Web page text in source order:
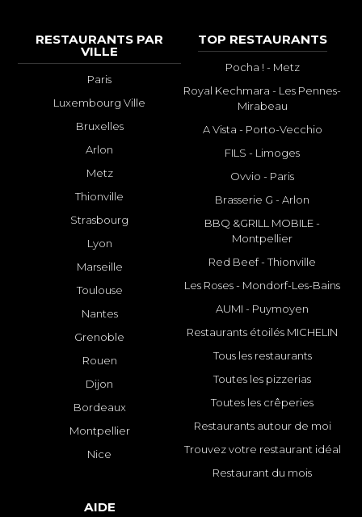
RESTAURANTS PAR
VILLE
Paris
Luxembourg Ville
Bruxelles
Arlon
Metz
Thionville
Strasbourg
Lyon
Marseille
Toulouse
Nantes
Grenoble
Rouen
Dijon
Bordeaux
Montpellier
Nice
TOP RESTAURANTS
Pocha ! - Metz
Royal Kechmara - Les Pennes-
Mirabeau
A Vista - Porto-Vecchio
FILS - Limoges
Ovvio - Paris
Brasserie G - Arlon
BBQ &GRILL MOBILE -
Montpellier
Red Beef - Thionville
Les Roses - Mondorf-Les-Bains
AUMI - Puymoyen
Restaurants étoilés MICHELIN
Tous les restaurants
Toutes les pizzerias
Toutes les crêperies
Restaurants autour de moi
Trouvez votre restaurant idéal
Restaurant du mois
AIDE